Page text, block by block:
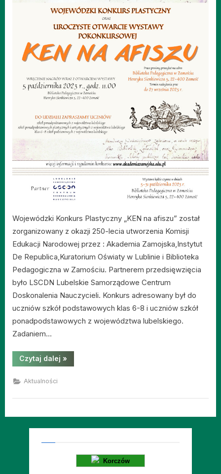
Wojewódzki Konkurs Plastyczny „KEN na afiszu” został
zorganizowany z okazji 250-lecia utworzenia Komisji
Edukacji Narodowej przez : Akademia Zamojska,Instytut
De Republica,Kuratorium Oświaty w Lublinie i Biblioteka
Pedagogiczna w Zamościu. Partnerem przedsięwzięcia
było LSCDN Lubelskie Samorządowe Centrum
Doskonalenia Nauczycieli. Konkurs adresowany był do
uczniów szkół podstawowych klas 6-8 i uczniów szkół
ponadpodstawowych z województwa lubelskiego.
Zadaniem…
Czytaj dalej “Wyróżnienie
dla
»
Aktualności
Korczów